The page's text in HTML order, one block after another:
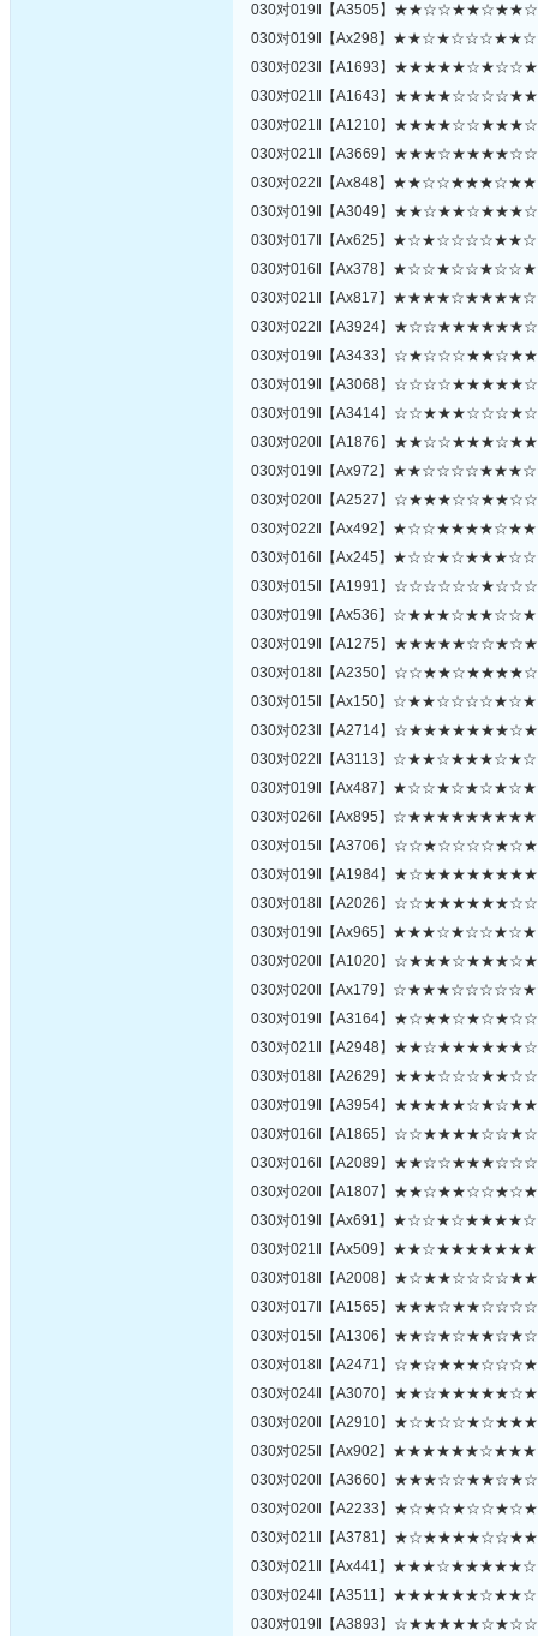
030对019‖【A3505】
030对019‖【Ax298】
030对023‖【A1693】
030对021‖【A1643】
030对021‖【A1210】
030对021‖【A3669】
030对022‖【Ax848】
030对019‖【A3049】
030对017‖【Ax625】
030对016‖【Ax378】
030对021‖【Ax817】
030对022‖【A3924】
030对019‖【A3433】
030对019‖【A3068】
030对019‖【A3414】
030对020‖【A1876】
030对019‖【Ax972】
030对020‖【A2527】
030对022‖【Ax492】
030对016‖【Ax245】
030对015‖【A1991】
030对019‖【Ax536】
030对019‖【A1275】
030对018‖【A2350】
030对015‖【Ax150】
030对023‖【A2714】
030对022‖【A3113】
030对019‖【Ax487】
030对026‖【Ax895】
030对015‖【A3706】
030对019‖【A1984】
030对018‖【A2026】
030对019‖【Ax965】
030对020‖【A1020】
030对020‖【Ax179】
030对019‖【A3164】
030对021‖【A2948】
030对018‖【A2629】
030对019‖【A3954】
030对016‖【A1865】
030对016‖【A2089】
030对020‖【A1807】
030对019‖【Ax691】
030对021‖【Ax509】
030对018‖【A2008】
030对017‖【A1565】
030对015‖【A1306】
030对018‖【A2471】
030对024‖【A3070】
030对020‖【A2910】
030对025‖【Ax902】
030对020‖【A3660】
030对020‖【A2233】
030对021‖【A3781】
030对021‖【Ax441】
030对024‖【A3511】
030对019‖【A3893】